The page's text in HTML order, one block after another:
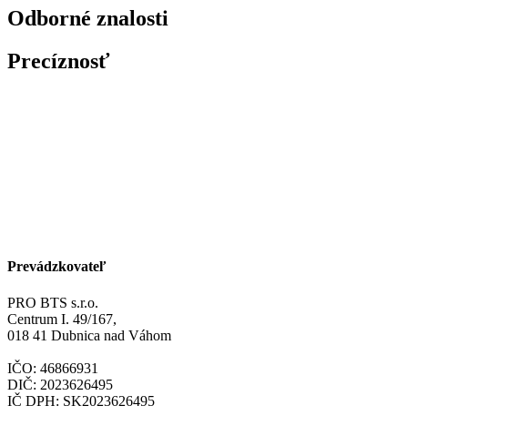
Odborné znalosti
Precíznosť
Prevádzkovateľ
PRO BTS s.r.o.
Centrum I. 49/167,
018 41 Dubnica nad Váhom
IČO: 46866931
DIČ: 2023626495
IČ DPH: SK2023626495